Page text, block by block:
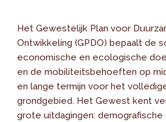
Het Gewestelijk Plan voor
Ontwikkeling (GPDO) bepaalt de
economische en ecologische
en de mobiliteitsbehoeften op
en lange termijn voor het
grondgebied. Het Gewest kent
grote uitdagingen: demografische